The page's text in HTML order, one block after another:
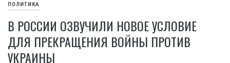
ПОЛИТИКА
В РОССИИ ОЗВУЧИЛИ НОВОЕ УСЛОВИЕ
ДЛЯ ПРЕКРАЩЕНИЯ ВОЙНЫ ПРОТИВ
УКРАИНЫ